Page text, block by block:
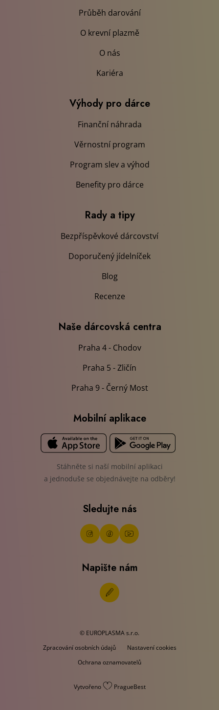
Průběh darování
O krevní plazmě
O nás
Kariéra
Výhody pro dárce
Finanční náhrada
Věrnostní program
Program slev a výhod
Benefity pro dárce
Rady a tipy
Bezpříspěvkové dárcovství
Doporučený jídelníček
Blog
Recenze
Naše dárcovská centra
Praha 4 - Chodov
Praha 5 - Zličín
Praha 9 - Černý Most
Mobilní aplikace
Stáhněte si naší mobilní aplikaci
a jednoduše se objednávejte na odběry!
Sledujte nás
Napište nám
© EUROPLASMA s.r.o.
Zpracování osobních údajů
Nastavení cookies
Ochrana oznamovatelů
Vytvořeno PragueBest